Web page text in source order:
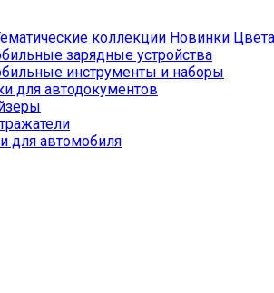
коллекции Новинки Цвета
зарядные устройства
инструменты и наборы
для автодокументов
для автомобиля